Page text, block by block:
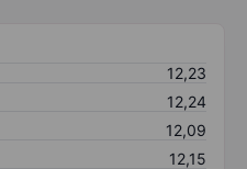
12,23
12,24
12,09
12,15